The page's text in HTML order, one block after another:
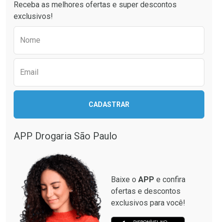
Comprar sem Desconto
Por R$ 664,02/cada
Comprar sem Desconto
Ativar Desconto
Comprar sem Desconto
Receba as melhores ofertas e super descontos
exclusivos!
Nome
Email
CADASTRAR
APP Drogaria São Paulo
Baixe o APP e confira
ofertas e descontos
exclusivos para você!